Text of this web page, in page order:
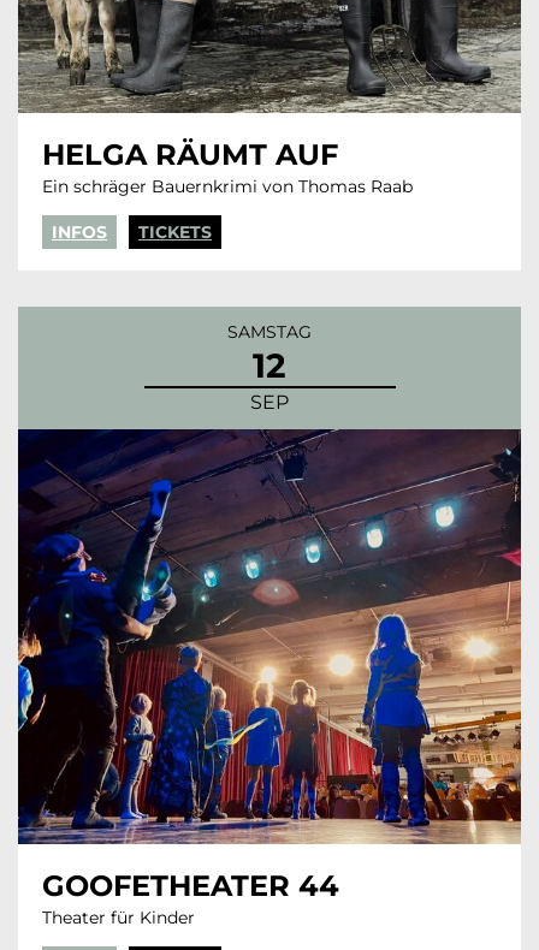
HELGA RÄUMT AUF
Ein schräger Bauernkrimi von Thomas Raab
INFOS TICKETS
SAMSTAG
12
SEP
GOOFETHEATER 44
Theater für Kinder